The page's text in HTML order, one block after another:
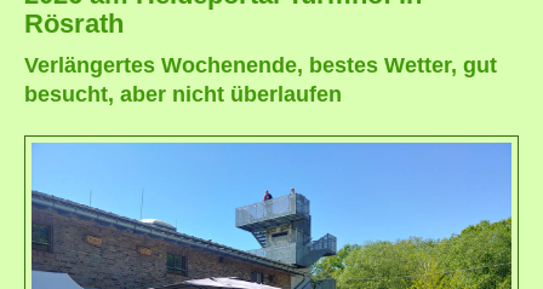
Rösrath
Verlängertes Wochenende, bestes Wetter, gut
besucht, aber nicht überlaufen